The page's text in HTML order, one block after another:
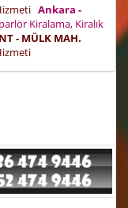
Ankara -
Kiralama, Kiralık
- MÜLK MAH.